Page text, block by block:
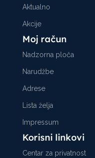
Aktualno
Akcije
Moj račun
Nadzorna ploča
Narudžbe
Adrese
Lista želja
Impressum
Korisni linkovi
Centar za privatnost